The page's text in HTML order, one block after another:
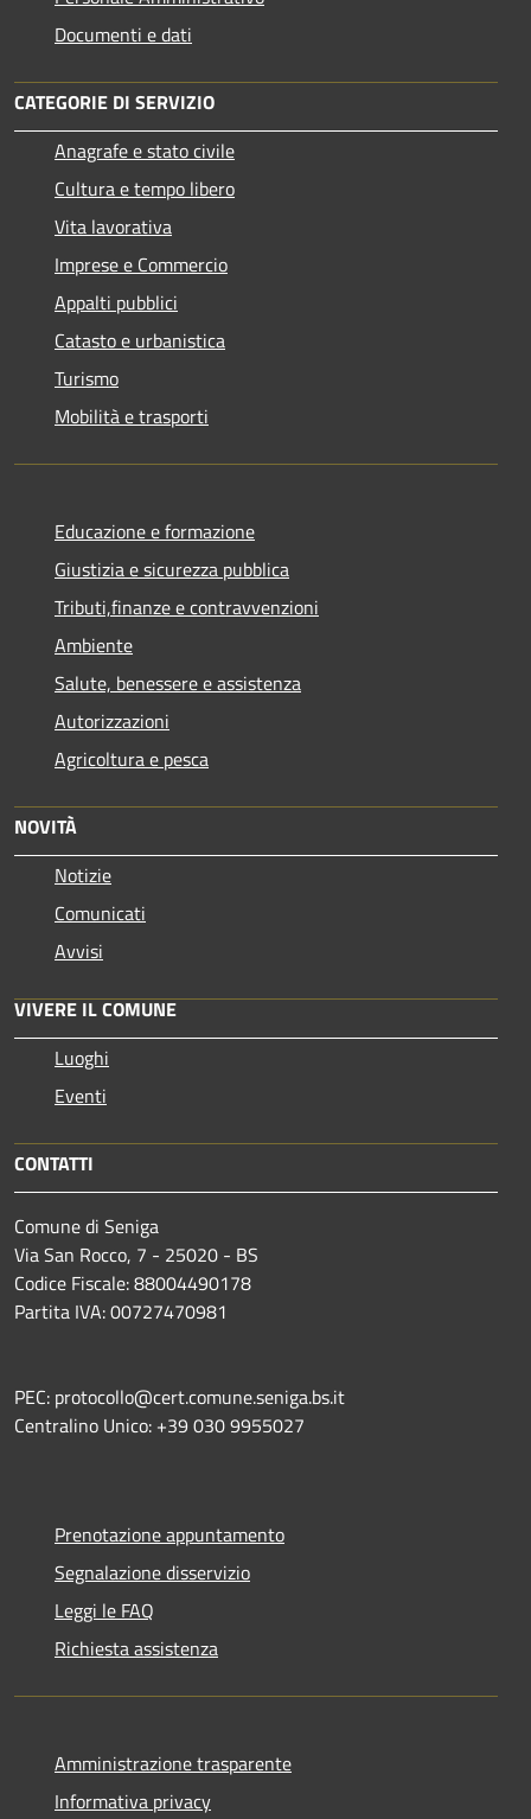
Documenti e dati
CATEGORIE DI SERVIZIO
Anagrafe e stato civile
Cultura e tempo libero
Vita lavorativa
Imprese e Commercio
Appalti pubblici
Catasto e urbanistica
Turismo
Mobilità e trasporti
Educazione e formazione
Giustizia e sicurezza pubblica
Tributi,finanze e contravvenzioni
Ambiente
Salute, benessere e assistenza
Autorizzazioni
Agricoltura e pesca
NOVITÀ
Notizie
Comunicati
Avvisi
VIVERE IL COMUNE
Luoghi
Eventi
CONTATTI
Comune di Seniga
Via San Rocco, 7 - 25020 - BS
Codice Fiscale: 88004490178
Partita IVA: 00727470981
PEC: protocollo@cert.comune.seniga.bs.it
Centralino Unico: +39 030 9955027
Prenotazione appuntamento
Segnalazione disservizio
Leggi le FAQ
Richiesta assistenza
Amministrazione trasparente
Informativa privacy